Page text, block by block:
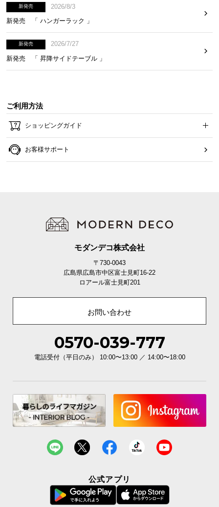
新発売
2026/8/3
新発売 「 ハンガーラック 」
新発売
2026/7/27
新発売 「 昇降サイドテーブル 」
ご利用方法
ショッピングガイド
お客様サポート
モダンデコ株式会社
〒730-0043
広島県広島市中区富士見町16-22
ロアール富士見町201
お問い合わせ
0570-039-777
電話受付（平日のみ） 10:00〜13:00 ／ 14:00〜18:00
公式アプリ